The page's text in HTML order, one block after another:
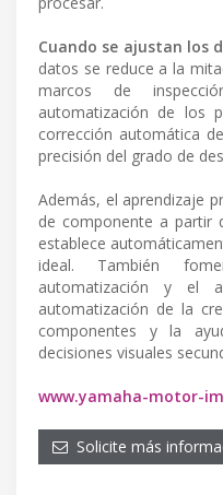
Cuando se ajustan los
datos se reduce a la
marcos de
automatización de los
corrección automática
precisión del grado de
Además, el aprendizaje
de componente a partir
establece
ideal. También
automatización y el
automatización de la
componentes y la
decisiones visuales
www.yamaha-motor-
Solicite más